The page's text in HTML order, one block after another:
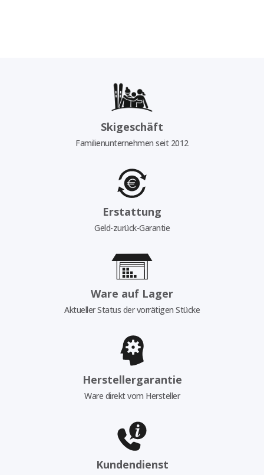
Skigeschäft
Familienunternehmen seit 2012
Erstattung
Geld-zurück-Garantie
Ware auf Lager
Aktueller Status der vorrätigen Stücke
Herstellergarantie
Ware direkt vom Hersteller
Kundendienst